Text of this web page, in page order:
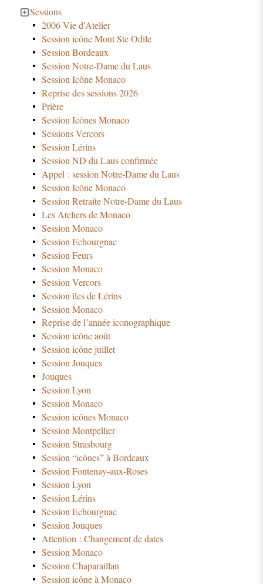
Sessions
2006 Vie d’Atelier
Session icône Mont Ste Odile
Session Bordeaux
Session Notre-Dame du Laus
Session Icône Monaco
Reprise des sessions 2026
Prière
Session Icônes Monaco
Sessions Vercors
Session Lérins
Session ND du Laus confirmée
Appel : session Notre-Dame du Laus
Session Icône Monaco
Session Retraite Notre-Dame du Laus
Les Ateliers de Monaco
Session Monaco
Session Echourgnac
Session Feurs
Session Monaco
Session Vercors
Session îles de Lérins
Session Monaco
Reprise de l’année iconographique
Session icône août
Session icône juillet
Session Jouques
Jouques
Session Lyon
Session Monaco
Session icônes Monaco
Session Montpellier
Session Strasbourg
Session “icônes” à Bordeaux
Session Fontenay-aux-Roses
Session Lyon
Session Lérins
Session Echourgnac
Session Jouques
Attention : Changement de dates
Session Monaco
Session Chaparaillan
Session icône à Monaco